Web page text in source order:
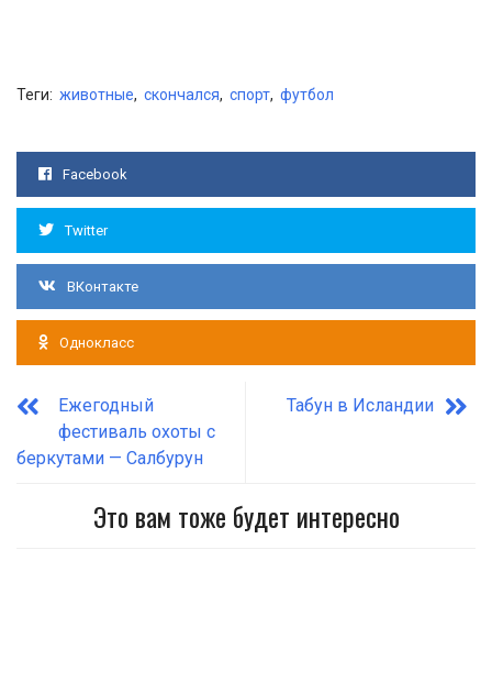
Теги: животные, скончался, спорт, футбол
Facebook
Twitter
ВКонтакте
Однокласс
Ежегодный
фестиваль охоты с
беркутами — Салбурун
Табун в Исландии
Это вам тоже будет интересно